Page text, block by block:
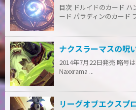
目次 ドルイドのカード ハ
ード パラディンのカード
ナクスラーマスの呪
2014年7月22日発売 略号
Naxxrama ...
リーグオブエクスプ